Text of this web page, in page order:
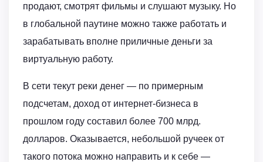
продают, смотрят фильмы и слушают музыку. Но
в глобальной паутине можно также работать и
зарабатывать вполне приличные деньги за
виртуальную работу.
В сети текут реки денег — по примерным
подсчетам, доход от интернет-бизнеса в
прошлом году составил более 700 млрд.
долларов. Оказывается, небольшой ручеек от
такого потока можно направить и к себе —